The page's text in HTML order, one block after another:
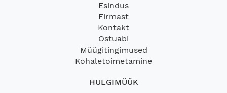
Esindus
Firmast
Kontakt
Ostuabi
Müügitingimused
Kohaletoimetamine
HULGIMÜÜK